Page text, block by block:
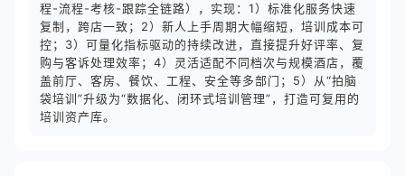
程-流程-考核-跟踪全链路），实现：1）标准化服务快速
复制，跨店一致；2）新人上手周期大幅缩短，培训成本可
控；3）可量化指标驱动的持续改进，直接提升好评率、复
购与客诉处理效率；4）灵活适配不同档次与规模酒店，覆
盖前厅、客房、餐饮、工程、安全等多部门；5）从“拍脑
袋培训”升级为“数据化、闭环式培训管理”，打造可复用的
培训资产库。